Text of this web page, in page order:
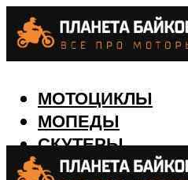
МОТОЦИКЛЫ
МОПЕДЫ
СКУТЕРЫ
КВАДРОЦИКЛЫ